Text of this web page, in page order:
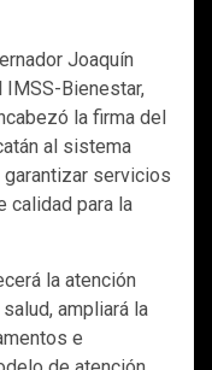
Joaquín
IMSS-Bienestar,
la firma del
al sistema
servicios
calidad para la
la atención
ampliará la
e